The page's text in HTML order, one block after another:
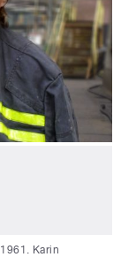
Karin